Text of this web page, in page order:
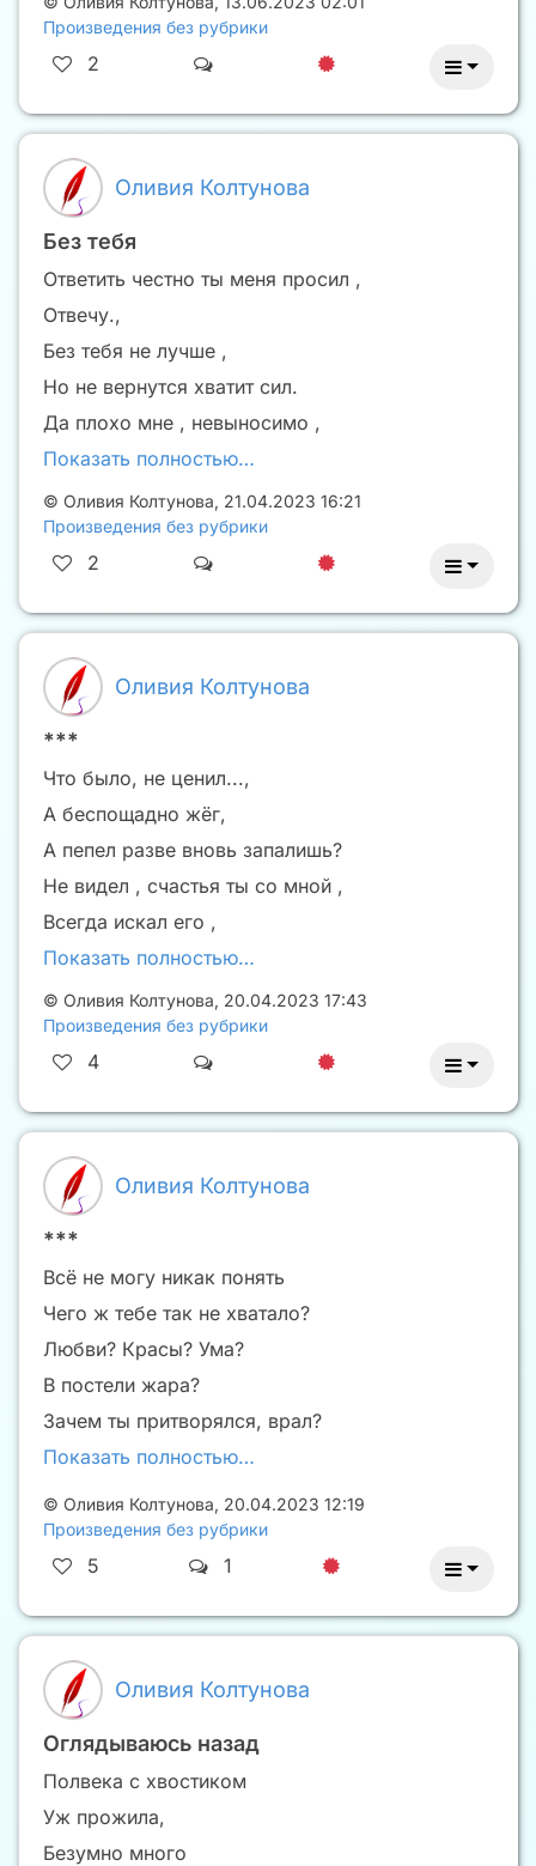
Произведения без рубрики
2
Оливия Колтунова
Без тебя
Ответить честно ты меня просил ,
Отвечу.,
Без тебя не лучше ,
Но не вернутся хватит сил.
Да плохо мне , невыносимо ,
Показать полностью…
© Оливия Колтунова, 21.04.2023 16:21
Произведения без рубрики
2
Оливия Колтунова
***
Что было, не ценил...,
А беспощадно жёг,
А пепел разве вновь запалишь?
Не видел , счастья ты со мной ,
Всегда искал его ,
Показать полностью…
© Оливия Колтунова, 20.04.2023 17:43
Произведения без рубрики
4
Оливия Колтунова
***
Всё не могу никак понять
Чего ж тебе так не хватало?
Любви? Красы? Ума?
В постели жара?
Зачем ты притворялся, врал?
Показать полностью…
© Оливия Колтунова, 20.04.2023 12:19
Произведения без рубрики
5 1
Оливия Колтунова
Оглядываюсь назад
Полвека с хвостиком
Уж прожила,
Безумно много